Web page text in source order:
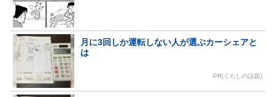
月に3回しか運転しない人が選ぶカーシェアと
は
PR(くらしの話題)